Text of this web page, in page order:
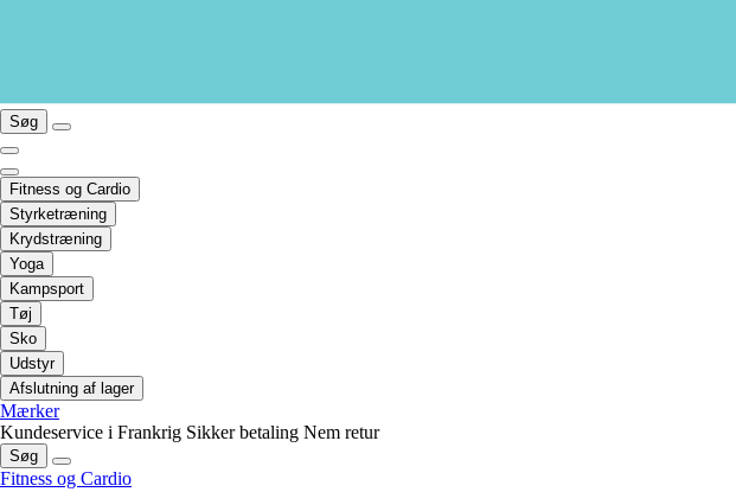
Søg
Fitness og Cardio
Styrketræning
Krydstræning
Yoga
Kampsport
Tøj
Sko
Udstyr
Afslutning af lager
Mærker
Kundeservice i Frankrig Sikker betaling Nem retur
Søg
Fitness og Cardio